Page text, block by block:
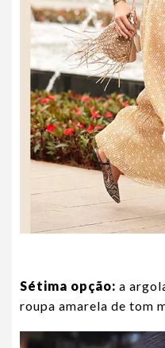
Sétima opção: a
roupa amarela de tom